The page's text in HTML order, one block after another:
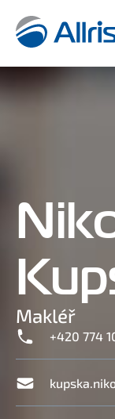
Makléř
+420 774